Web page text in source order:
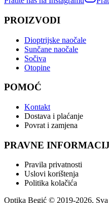
PROIZVODI
Dioptrijske naočale
Sunčane naočale
Sočiva
Otopine
POMOĆ
Kontakt
Dostava i plaćanje
Povrat i zamjena
PRAVNE
Pravila privatnosti
Uslovi korištenja
Politika kolačića
Optika Begić © 2019-2026,